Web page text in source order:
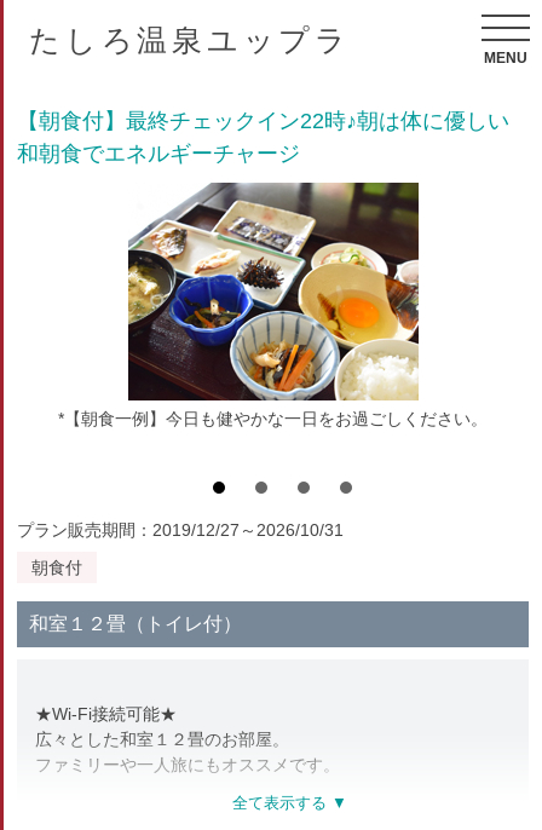
たしろ温泉ユップラ
MENU
【朝食付】最終チェックイン22時♪朝は体に優しい
和朝食でエネルギーチャージ
*【朝食一例】今日も健やかな一日をお過ごしください。
プラン販売期間：2019/12/27～2026/10/31
朝食付
和室１２畳（トイレ付）
★Wi-Fi接続可能★
広々とした和室１２畳のお部屋。
ファミリーや一人旅にもオススメです。